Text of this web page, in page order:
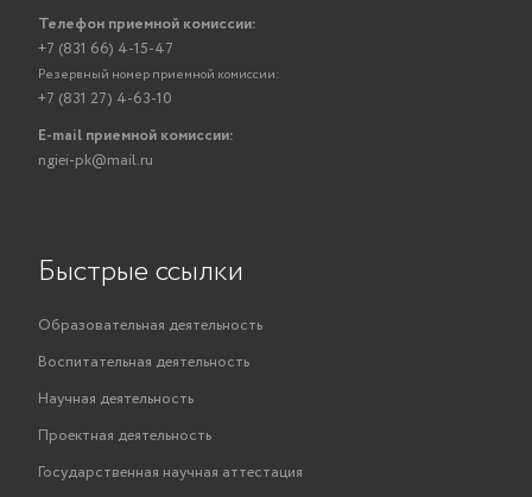
Телефон приемной комиссии:
+7 (831 66) 4-15-47
Резервный номер приемной комиссии:
+7 (831 27) 4-63-10
E-mail приемной комиссии:
ngiei-pk@mail.ru
Быстрые ссылки
Образовательная деятельность
Воспитательная деятельность
Научная деятельность
Проектная деятельность
Государственная научная аттестация